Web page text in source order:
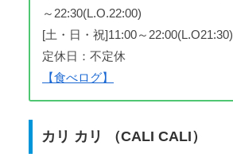
～22:30(L.O.22:00)
[土・日・祝]11:00～22:00(L.O21:30)
定休日：不定休
【食べログ】
カリ カリ （CALI CALI）